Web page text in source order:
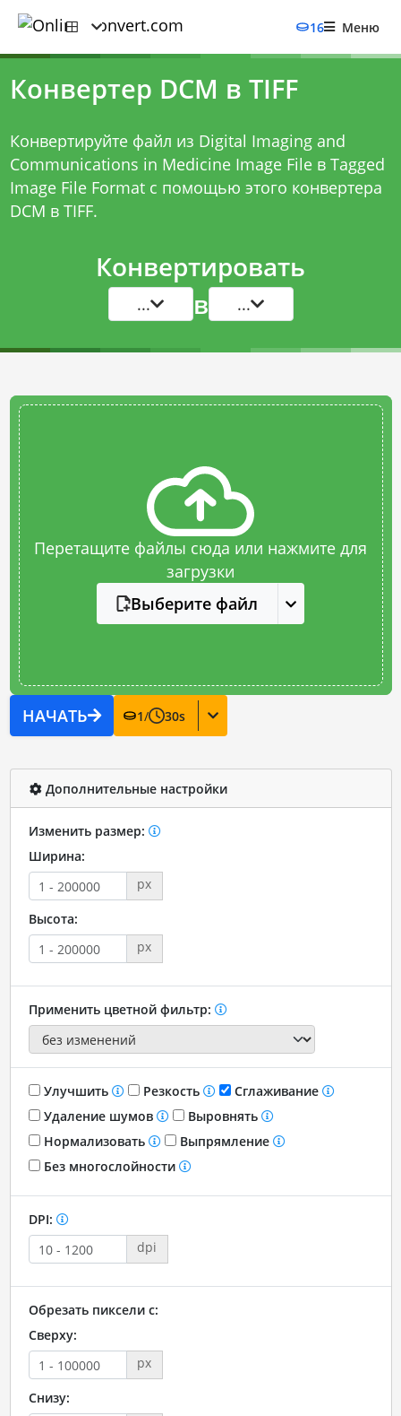
16 Меню
Конвертер DCM в TIFF
Конвертируйте файл из Digital Imaging and
Communications in Medicine Image File в Tagged
Image File Format с помощью этого конвертера
DCM в TIFF.
Конвертировать
... в ...
Перетащите файлы сюда или нажмите для
загрузки
Выберите файл
НАЧАТЬ 1/ 30s
Дополнительные настройки
Изменить размер:
Ширина:
px
Высота:
px
Применить цветной фильтр:
Улучшить Резкость
Сглаживание
Удаление шумов
Выровнять
Нормализовать
Выпрямление
Без многослойности
DPI:
dpi
Обрезать пиксели с:
Сверху:
px
Снизу: